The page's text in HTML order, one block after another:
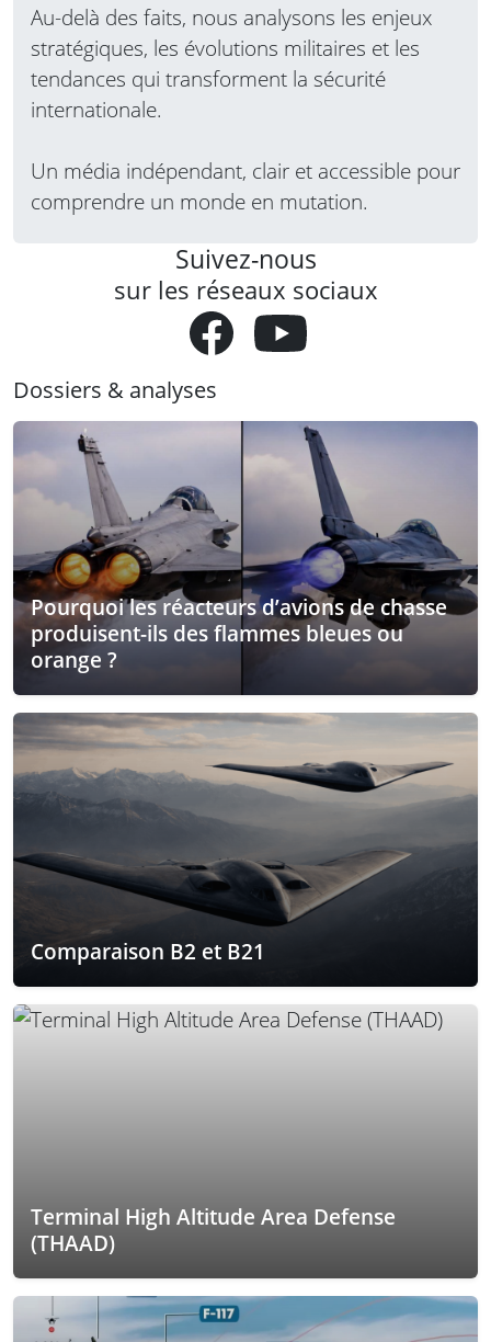
Au-delà des faits, nous analysons les enjeux
stratégiques, les évolutions militaires et les
tendances qui transforment la sécurité
internationale.
Un média indépendant, clair et accessible pour
comprendre un monde en mutation.
Suivez-nous
sur les réseaux sociaux
Dossiers & analyses
Pourquoi les réacteurs d’avions de chasse
produisent-ils des flammes bleues ou
orange ?
Comparaison B2 et B21
Terminal High Altitude Area Defense
(THAAD)